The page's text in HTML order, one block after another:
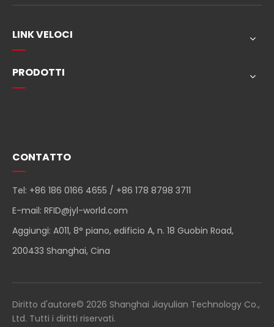
LINK VELOCI
PRODOTTI
CONTATTO
Tel: +86 186 0166 4655 / +86 178 8798 3711
E-mail: RFID@jyl-world.com
Aggiungi: A011, 8° piano, edificio A, n. 18 Guobin Road,
200433 Shanghai, Cina
Diritto d'autore© 2026 Shanghai Jiayulian Technology Co.,
Ltd. Tutti i diritti riservati.